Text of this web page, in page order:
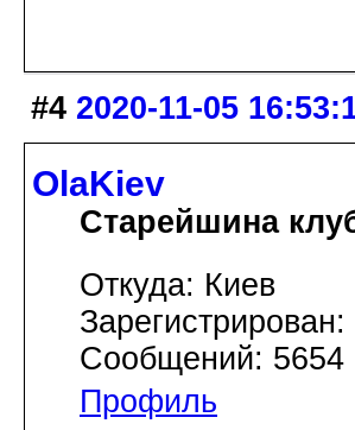
#4 2020-11-05
OlaKiev
Старейшина
Откуда: Киев
Сообщений: 5654
Профиль